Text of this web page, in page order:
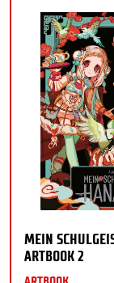
MEIN
ARTBOOK 2